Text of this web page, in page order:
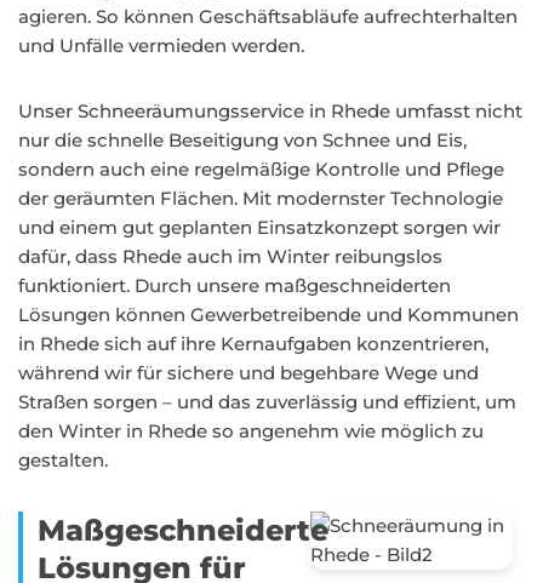
agieren. So können Geschäftsabläufe aufrechterhalten
und Unfälle vermieden werden.
Unser Schneeräumungsservice in Rhede umfasst nicht
nur die schnelle Beseitigung von Schnee und Eis,
sondern auch eine regelmäßige Kontrolle und Pflege
der geräumten Flächen. Mit modernster Technologie
und einem gut geplanten Einsatzkonzept sorgen wir
dafür, dass Rhede auch im Winter reibungslos
funktioniert. Durch unsere maßgeschneiderten
Lösungen können Gewerbetreibende und Kommunen
in Rhede sich auf ihre Kernaufgaben konzentrieren,
während wir für sichere und begehbare Wege und
Straßen sorgen – und das zuverlässig und effizient, um
den Winter in Rhede so angenehm wie möglich zu
gestalten.
Maßgeschneiderte
Lösungen für